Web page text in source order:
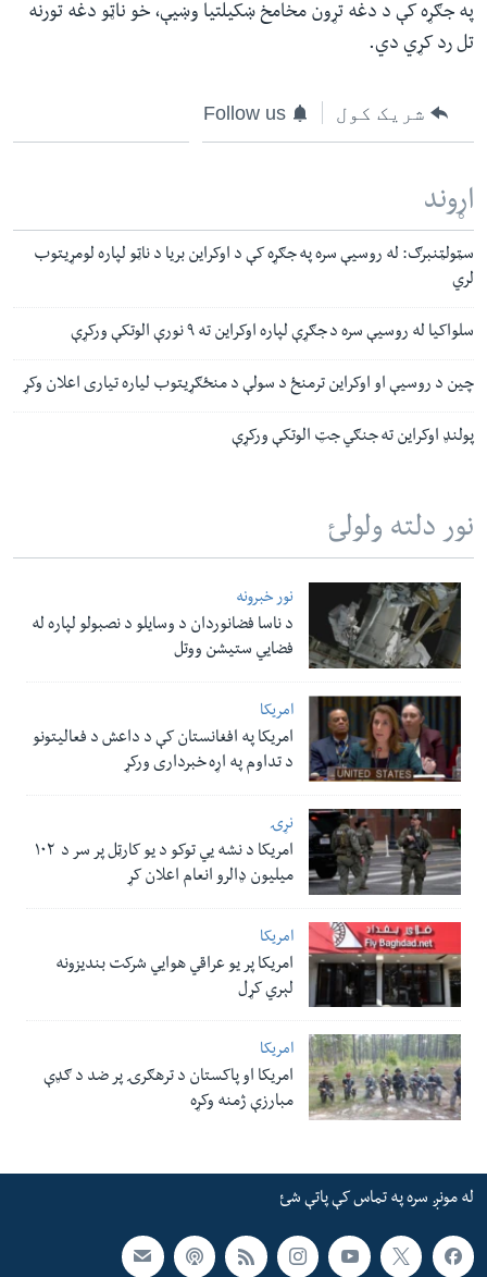
په جګړه کې د دغه تړون مخامخ ښکیلتیا وښيې، خو ناټو دغه تورنه
تل رد کړي‌ دي.
شریک کول Follow us
اړوند
سټولټنبرګ: له روسیې سره په جګړه کې د اوکراین بریا د ناټو لپاره لومړیتوب
لري
سلواکیا له روسیې سره د جګړې لپاره اوکراین ته ۹ نورې الوتکې ورکړې
چین د روسیې او اوکراین ترمنځ د سولې د منځګړیتوب لياره تیاری اعلان وکړ
پولنډ اوکراین ته جنګي جټ الوتکې ورکړې
نور دلته ولولئ
نور خبرونه
د ناسا فضانوردان د وسایلو د نصبولو لپاره له
فضایي ستیشن ووتل
امریکا
امریکا په افغانستان کې د داعش د فعالیتونو
د تداوم په اړه خبرداری ورکړ
نړۍ
امریکا د نشه یي توکو د یو کارټل پر سر د ۱۰۲
میلیون ډالرو انعام اعلان کړ
امریکا
امریکا پر یو عراقي هوایي شرکت بندیزونه
لېري کړل
امریکا
امریکا او پاکستان د ترهګرۍ پر ضد د ګډې
مبارزې ژمنه وکړه
له مونږ سره په تماس کې پاتې شئ